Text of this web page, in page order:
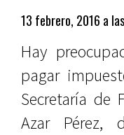
13 febrero, 2016 a
Hay
pagar
Secretaría de
Azar